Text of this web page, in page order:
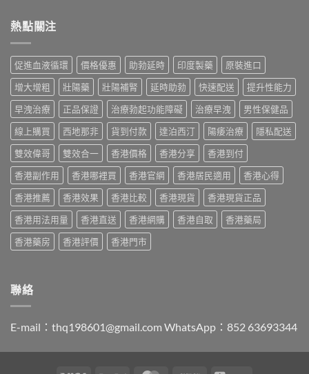
比
貨
分
辨
與
購
買
指
南〉
中
裡
划
算？
POXET-
60
與
原
廠
比
較
及
正
貨
分
辨
指
南〉
中
2026：
邊
度
買
最
抵？
Super
Tadarise
雙
效
片
效
果
與
選
購
指
南〉
壯
陽
推
薦
2026：
香
港
男
士
必
睇
的
印
度
仿
製
藥
選
購
熱點關注
促進血液循環 價格優惠 助勃延時 印度製藥
原裝進口
增大增粗
壯陽藥 壯陽補腎 延時助勃 快速配送
提升性能力
早洩治療
正品保證 治療勃起功能障礙 治療早洩
男性保健品
線上購買
西地那非 貨到付款 達泊西汀 陽痿治療
隱私配送
雙效偉哥
雙效合一 香港價格 香港分享
香港到付
香港副作用
香港哪裡買 香港官網 香港居民適用
香港心得
香港推薦
香港效果 香港比較 香港現貨
香港現貨正品
香港用法用量
香港直送 香港網購 香港自取
香港藥局
香港藥房
香港評價 香港門市
聯絡
E-mail： thq198601@gmail.com WhatsApp：852 63693344